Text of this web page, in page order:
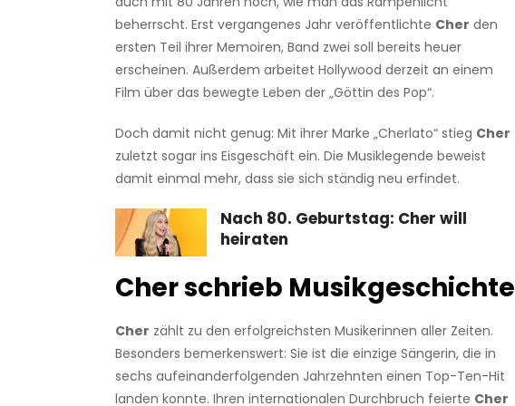
beherrscht. Erst vergangenes Jahr veröffentlichte Cher den
ersten Teil ihrer Memoiren, Band zwei soll bereits heuer
erscheinen. Außerdem arbeitet Hollywood derzeit an einem
Film über das bewegte Leben der „Göttin des Pop“.
Doch damit nicht genug: Mit ihrer Marke „Cherlato“ stieg Cher
zuletzt sogar ins Eisgeschäft ein. Die Musiklegende beweist
damit einmal mehr, dass sie sich ständig neu erfindet.
Nach 80. Geburtstag: Cher will
heiraten
Cher schrieb Musikgeschichte
Cher zählt zu den erfolgreichsten Musikerinnen aller Zeiten.
Besonders bemerkenswert: Sie ist die einzige Sängerin, die in
sechs aufeinanderfolgenden Jahrzehnten einen Top-Ten-Hit
landen konnte. Ihren internationalen Durchbruch feierte Cher